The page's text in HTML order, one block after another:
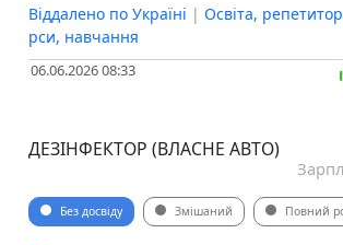
Віддалено по Україні | Освіта,
рси, навчання
06.06.2026 08:33
ДЕЗІНФЕКТОР (ВЛАСНЕ АВТО)
Без досвіду Змішаний Повний